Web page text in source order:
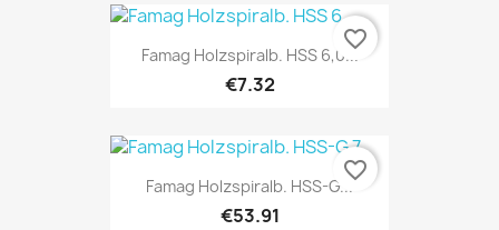
Famag Holzspiralb. HSS 6,0...
€7.32
favorite_border
Famag Holzspiralb. HSS-G...
€53.91
favorite_border